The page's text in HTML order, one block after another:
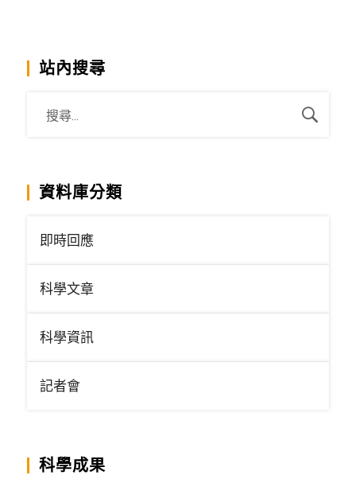
站內搜尋
資料庫分類
即時回應
科學文章
科學資訊
記者會
科學成果